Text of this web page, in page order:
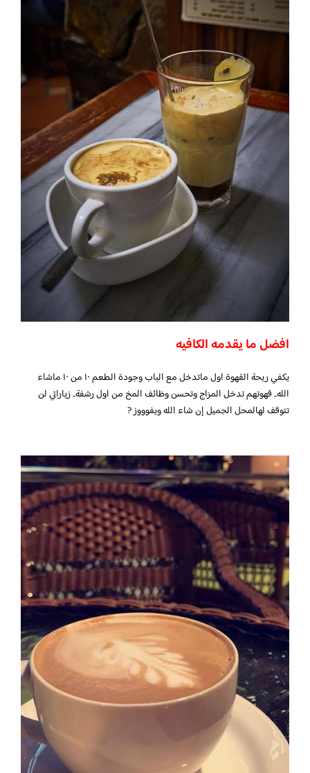
افضل ما يقدمه الكافيه
يكفي ريحة القهوة اول ماتدخل مع الباب وجودة الطعم ١٠ من ١٠ ماشاء
الله.. قهوتهم تدخل المزاج وتحسن وظائف المخ من اول رشفة.. زياراتي لن
تتوقف لهالمحل الجميل إن شاء الله ويفوووز ?